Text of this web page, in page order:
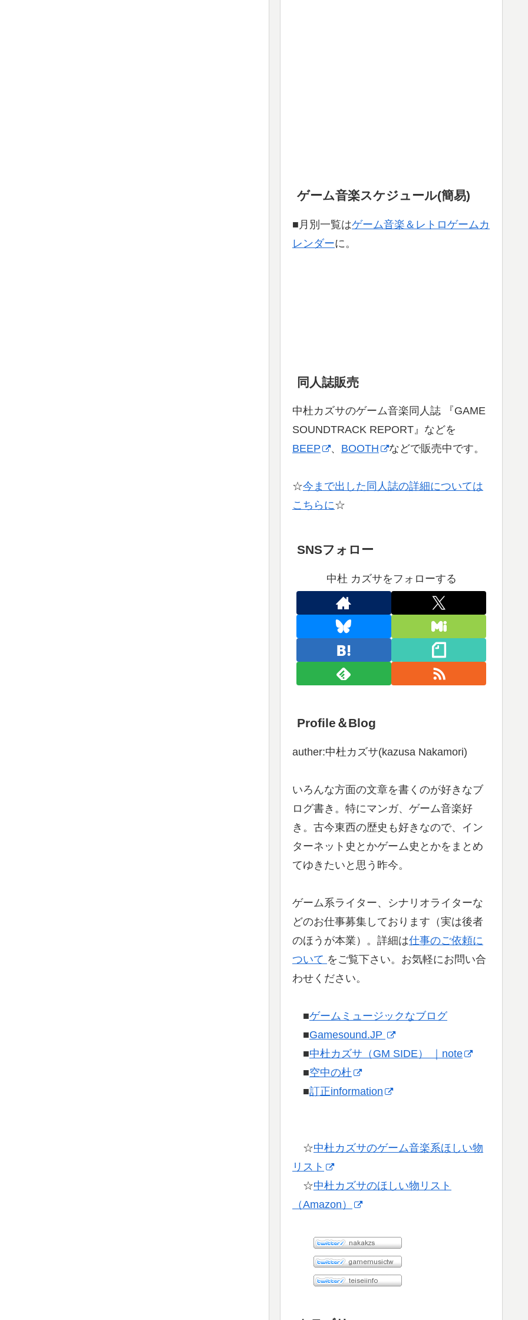
ゲーム音楽スケジュール(簡易)
■月別一覧はゲーム音楽＆レトロゲームカ
レンダーに。
同人誌販売
中杜カズサのゲーム音楽同人誌 『GAME
SOUNDTRACK REPORT』などを
BEEP
、 BOOTH などで販売中です。
☆今まで出した同人誌の詳細については
こちらに☆
SNSフォロー
中杜 カズサをフォローする
Profile＆Blog
auther:中杜カズサ(kazusa Nakamori)
いろんな方面の文章を書くのが好きなブ
ログ書き。特にマンガ、ゲーム音楽好
き。古今東西の歴史も好きなので、イン
ターネット史とかゲーム史とかをまとめ
てゆきたいと思う昨今。
ゲーム系ライター、シナリオライターな
どのお仕事募集しております（実は後者
のほうが本業）。詳細は仕事のご依頼に
ついて をご覧下さい。お気軽にお問い合
わせください。
■ゲームミュージックなブログ
■Gamesound.JP
■中杜カズサ（GM SIDE） ｜note
■空中の杜
■訂正information
☆中杜カズサのゲーム音楽系ほしい物
リスト
☆中杜カズサのほしい物リスト
（Amazon）